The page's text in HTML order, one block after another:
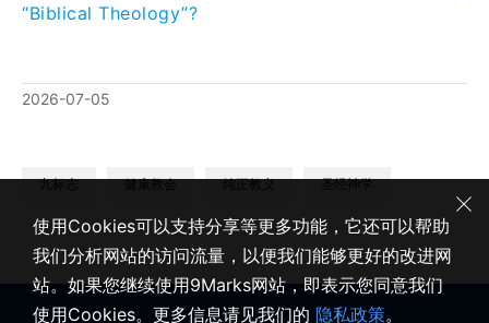
“Biblical Theology”?
2026-07-05
九标志 健康教会 纯正教义 圣经神学
使用Cookies可以支持分享等更多功能，它还可以帮助
我们分析网站的访问流量，以便我们能够更好的改进网
站。如果您继续使用9Marks网站，即表示您同意我们
使用Cookies。更多信息请见我们的 隐私政策。